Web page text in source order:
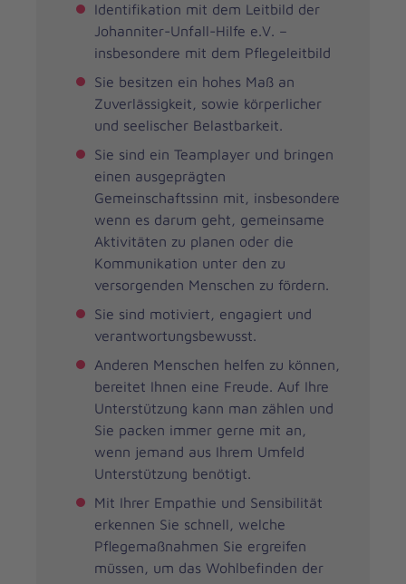
Identifikation mit dem Leitbild der
Johanniter-Unfall-Hilfe e.V. –
insbesondere mit dem Pflegeleitbild
Sie besitzen ein hohes Maß an
Zuverlässigkeit, sowie körperlicher
und seelischer Belastbarkeit.
Sie sind ein Teamplayer und bringen
einen ausgeprägten
Gemeinschaftssinn mit, insbesondere
wenn es darum geht, gemeinsame
Aktivitäten zu planen oder die
Kommunikation unter den zu
versorgenden Menschen zu fördern.
Sie sind motiviert, engagiert und
verantwortungsbewusst.
Anderen Menschen helfen zu können,
bereitet Ihnen eine Freude. Auf Ihre
Unterstützung kann man zählen und
Sie packen immer gerne mit an,
wenn jemand aus Ihrem Umfeld
Unterstützung benötigt.
Mit Ihrer Empathie und Sensibilität
erkennen Sie schnell, welche
Pflegemaßnahmen Sie ergreifen
müssen, um das Wohlbefinden der